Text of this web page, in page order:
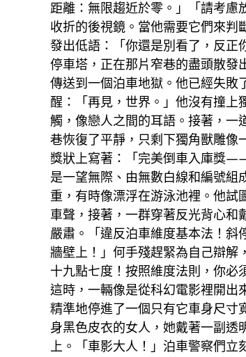
距離：無限趨近於零。」「請考慮
收折的後視鏡。當他需要它們來判
發出低語：「你還是別看了，反正
停車塔，正在那片窄巷的盡頭散發
傳送到一個泊車地獄。他已經失敗
醒：「再見，世界。」他沒有撞上
觸，像戀人之間的耳語。接著，一
巷恢復了平靜，只剩下獨角獸雕像
獎狀上寫著：「完美倒車入庫獎
是一望無際、由無數白線和編號組
重，有時像漂浮在游泳池裡。他試
車聲，接著，一群穿著反光背心和
嚴肅。「違反泊車維度基本法！斜
牆壁上！」何手殘趕緊為自己辯解
十九點七度！按照維度法則，你
這時，一輛像是從科幻電影裡開出
精準地停進了一個只有它車身尺
身黑色皮衣的女人，她戴著一副透
上。「車影大人！」泊車警察們